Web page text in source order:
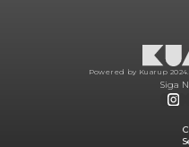
Powered by Kuarup 2024.
Siga